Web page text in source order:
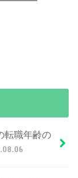
転職年齢の